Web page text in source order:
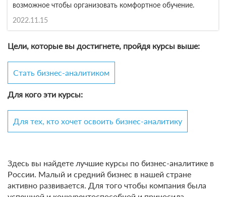
возможное чтобы организовать комфортное обучение.
2022.11.15
Цели, которые вы достигнете, пройдя курсы выше:
Стать бизнес-аналитиком
Для кого эти курсы:
Для тех, кто хочет освоить бизнес-аналитику
Здесь вы найдете лучшие курсы по бизнес-аналитике в
России. Малый и средний бизнес в нашей стране
активно развивается. Для того чтобы компания была